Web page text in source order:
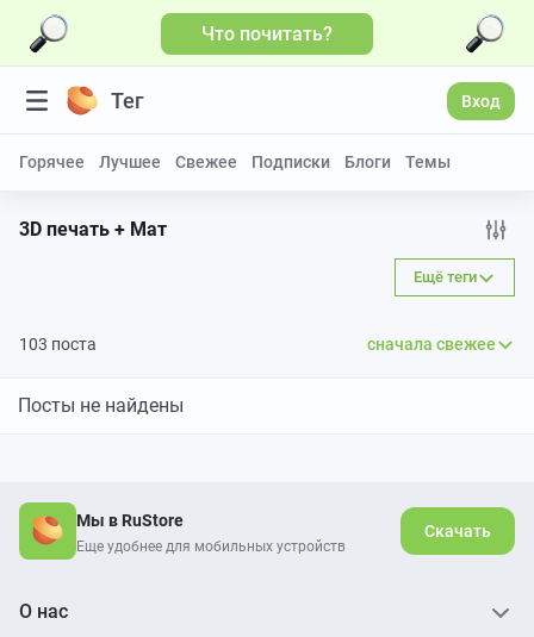
Что почитать?
Тег Вход
Горячее Лучшее Свежее Подписки Блоги Темы
3D печать + Мат
Ещё теги
103 поста сначала свежее
Посты не найдены
Мы в RuStore
Еще удобнее для мобильных устройств
Скачать
О нас